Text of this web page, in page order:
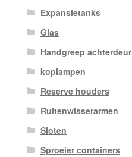
Expansietanks
Glas
Handgreep achterdeur
koplampen
Reserve houders
Ruitenwisserarmen
Sloten
Sproeier containers